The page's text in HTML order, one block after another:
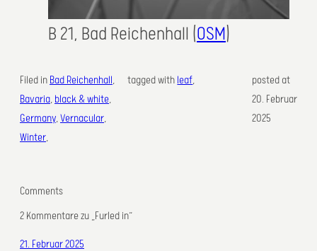
B 21, Bad Reichenhall (OSM)
Filed in Bad Reichenhall
Bavaria, black & white
Germany, Vernacular
Winter,
tagged with leaf,
posted at
20. Februar
2025
Comments
2 Kommentare zu „Furled in“
21. Februar 2025